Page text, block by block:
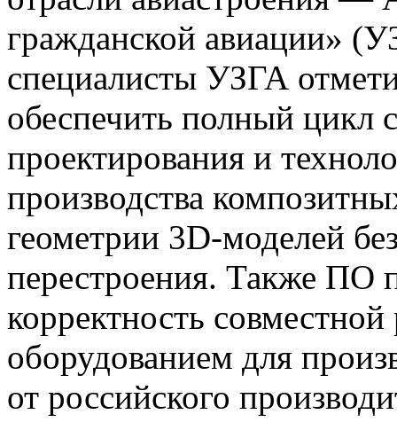
гражданской авиации»
специалисты УЗГА
обеспечить полный цикл
проектирования и
производства
геометрии 3D-моделей
перестроения. Также ПО
корректность
оборудованием для
от российского